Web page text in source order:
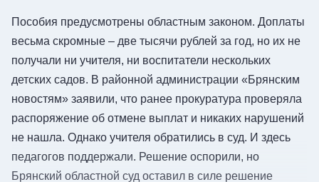
Пособия предусмотрены областным законом. Доплаты
весьма скромные – две тысячи рублей за год, но их не
получали ни учителя, ни воспитатели нескольких
детских садов. В районной администрации «Брянским
новостям» заявили, что ранее прокуратура проверяла
распоряжение об отмене выплат и никаких нарушений
не нашла. Однако учителя обратились в суд. И здесь
педагогов поддержали. Решение оспорили, но
Брянский областной суд оставил в силе решение